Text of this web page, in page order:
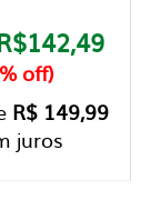
off)
R$ 149,99
juros